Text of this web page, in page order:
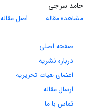
حامد سراجی
مشاهده مقاله
اصل مقاله
صفحه اصلی
درباره نشریه
اعضای هیات تحریریه
ارسال مقاله
تماس با ما